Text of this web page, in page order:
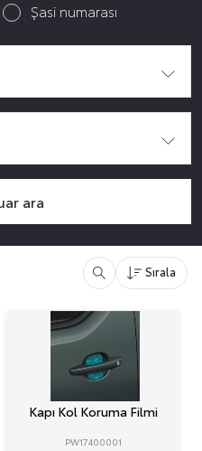
Şasi numarası
ara
Sırala
Kapı Kol Koruma Filmi
PW17400001